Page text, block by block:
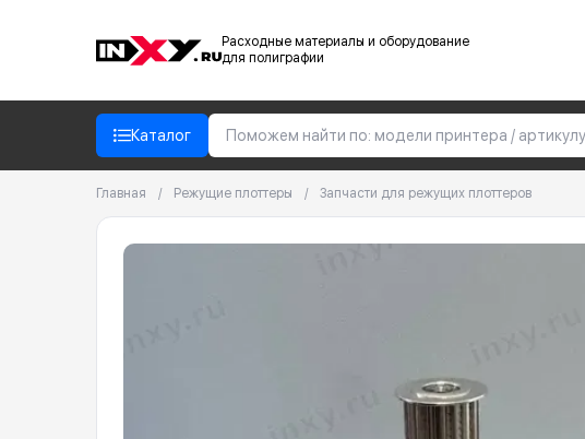
Расходные материалы и оборудование
для полиграфии
Каталог
Главная / Режущие плоттеры / Запчасти для режущих плоттеров